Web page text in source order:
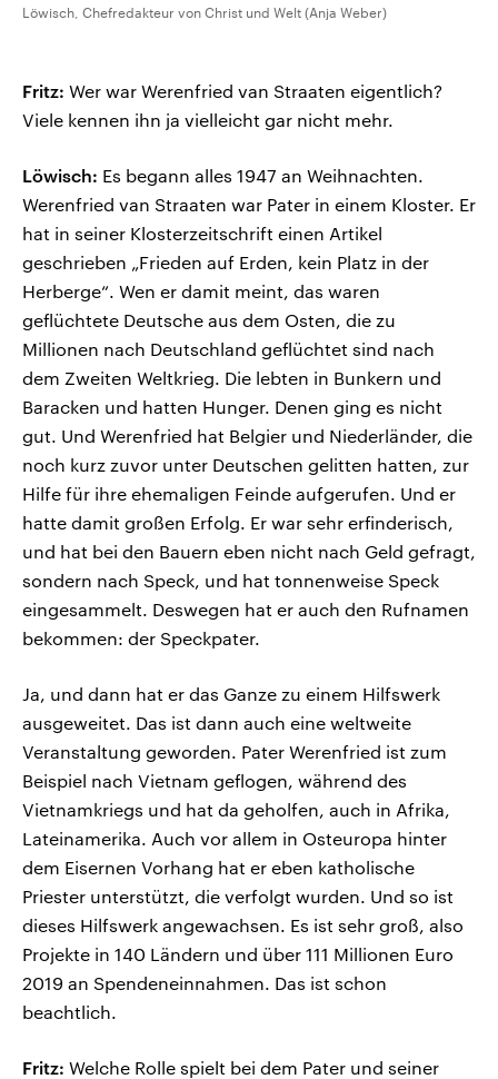
Löwisch, Chefredakteur von Christ und Welt (Anja Weber)
Fritz: Wer war Werenfried van Straaten eigentlich?
Viele kennen ihn ja vielleicht gar nicht mehr.
Löwisch: Es begann alles 1947 an Weihnachten.
Werenfried van Straaten war Pater in einem Kloster. Er
hat in seiner Klosterzeitschrift einen Artikel
geschrieben „Frieden auf Erden, kein Platz in der
Herberge“. Wen er damit meint, das waren
geflüchtete Deutsche aus dem Osten, die zu
Millionen nach Deutschland geflüchtet sind nach
dem Zweiten Weltkrieg. Die lebten in Bunkern und
Baracken und hatten Hunger. Denen ging es nicht
gut. Und Werenfried hat Belgier und Niederländer, die
noch kurz zuvor unter Deutschen gelitten hatten, zur
Hilfe für ihre ehemaligen Feinde aufgerufen. Und er
hatte damit großen Erfolg. Er war sehr erfinderisch,
und hat bei den Bauern eben nicht nach Geld gefragt,
sondern nach Speck, und hat tonnenweise Speck
eingesammelt. Deswegen hat er auch den Rufnamen
bekommen: der Speckpater.
Ja, und dann hat er das Ganze zu einem Hilfswerk
ausgeweitet. Das ist dann auch eine weltweite
Veranstaltung geworden. Pater Werenfried ist zum
Beispiel nach Vietnam geflogen, während des
Vietnamkriegs und hat da geholfen, auch in Afrika,
Lateinamerika. Auch vor allem in Osteuropa hinter
dem Eisernen Vorhang hat er eben katholische
Priester unterstützt, die verfolgt wurden. Und so ist
dieses Hilfswerk angewachsen. Es ist sehr groß, also
Projekte in 140 Ländern und über 111 Millionen Euro
2019 an Spendeneinnahmen. Das ist schon
beachtlich.
Fritz: Welche Rolle spielt bei dem Pater und seiner